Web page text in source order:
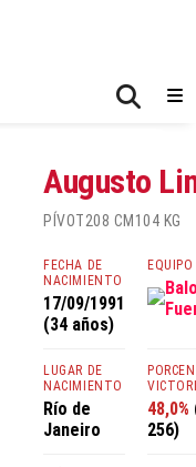
Augusto
PÍVOT208 CM 104 KG
FECHA DE
NACIMIENTO
17/09/1991
(34 años)
LUGAR DE
NACIMIENTO
Río de
Janeiro
48,0%
256)